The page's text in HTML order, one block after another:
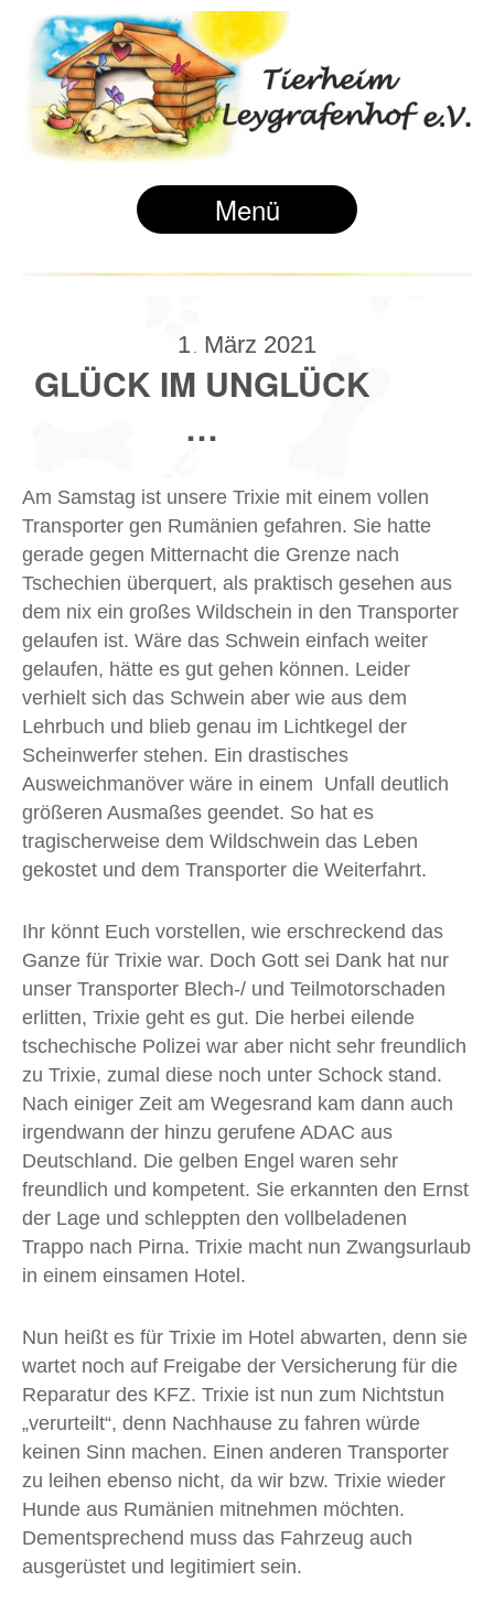
Menü
1 März 2021
GLÜCK IM UNGLÜCK
…
Am Samstag ist unsere Trixie mit einem vollen
Transporter gen Rumänien gefahren. Sie hatte
gerade gegen Mitternacht die Grenze nach
Tschechien überquert, als praktisch gesehen aus
dem nix ein großes Wildschein in den Transporter
gelaufen ist. Wäre das Schwein einfach weiter
gelaufen, hätte es gut gehen können. Leider
verhielt sich das Schwein aber wie aus dem
Lehrbuch und blieb genau im Lichtkegel der
Scheinwerfer stehen. Ein drastisches
Ausweichmanöver wäre in einem Unfall deutlich
größeren Ausmaßes geendet. So hat es
tragischerweise dem Wildschwein das Leben
gekostet und dem Transporter die Weiterfahrt.
Ihr könnt Euch vorstellen, wie erschreckend das
Ganze für Trixie war. Doch Gott sei Dank hat nur
unser Transporter Blech-/ und Teilmotorschaden
erlitten, Trixie geht es gut. Die herbei eilende
tschechische Polizei war aber nicht sehr freundlich
zu Trixie, zumal diese noch unter Schock stand.
Nach einiger Zeit am Wegesrand kam dann auch
irgendwann der hinzu gerufene ADAC aus
Deutschland. Die gelben Engel waren sehr
freundlich und kompetent. Sie erkannten den Ernst
der Lage und schleppten den vollbeladenen
Trappo nach Pirna. Trixie macht nun Zwangsurlaub
in einem einsamen Hotel.
Nun heißt es für Trixie im Hotel abwarten, denn sie
wartet noch auf Freigabe der Versicherung für die
Reparatur des KFZ. Trixie ist nun zum Nichtstun
„verurteilt“, denn Nachhause zu fahren würde
keinen Sinn machen. Einen anderen Transporter
zu leihen ebenso nicht, da wir bzw. Trixie wieder
Hunde aus Rumänien mitnehmen möchten.
Dementsprechend muss das Fahrzeug auch
ausgerüstet und legitimiert sein.